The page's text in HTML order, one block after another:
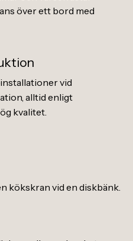
vid
alltid enligt
kvalitet.